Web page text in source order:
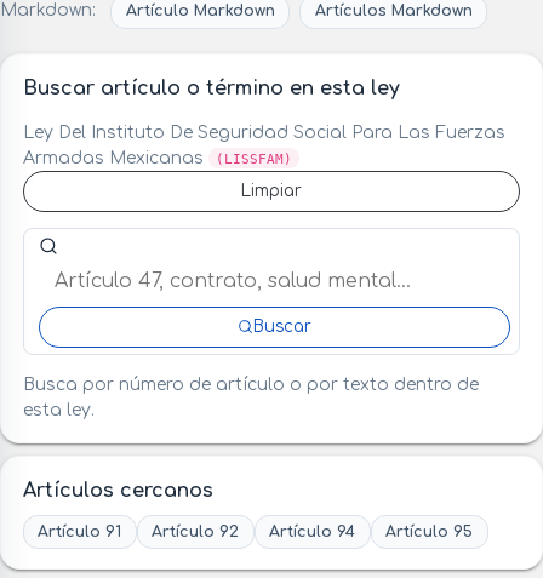
Markdown: Artículo Markdown Artículos Markdown
Buscar artículo o término en esta ley
Ley Del Instituto De Seguridad Social Para Las Fuerzas
Armadas Mexicanas
(LISSFAM)
Limpiar
Buscar artículo o término en esta ley
Buscar
Busca por número de artículo o por texto dentro de
esta ley.
Artículos cercanos
Artículo 91 Artículo 92 Artículo 94 Artículo 95